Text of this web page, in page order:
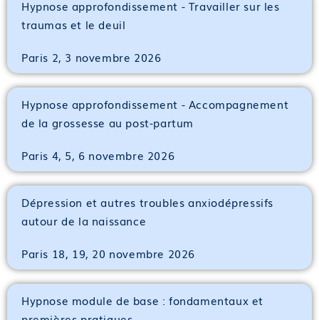
Hypnose approfondissement - Travailler sur les
traumas et le deuil
Paris 2, 3 novembre 2026
Hypnose approfondissement - Accompagnement
de la grossesse au post-partum
Paris 4, 5, 6 novembre 2026
Dépression et autres troubles anxiodépressifs
autour de la naissance
Paris 18, 19, 20 novembre 2026
Hypnose module de base : fondamentaux et